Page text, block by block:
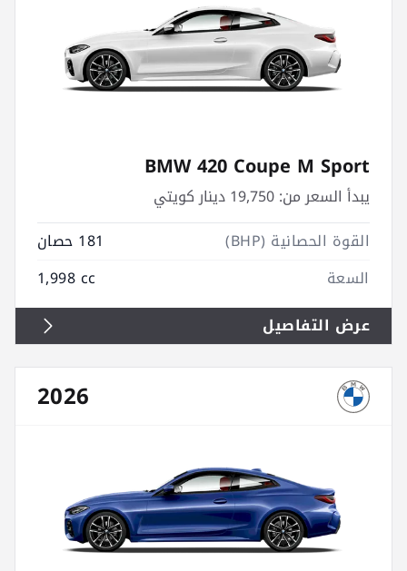
BMW 420 Coupe M Sport
يبدأ السعر من:
القوة الحصانية (BHP)
181 حصان
السعة
1,998 cc
عرض التفاصيل
2026